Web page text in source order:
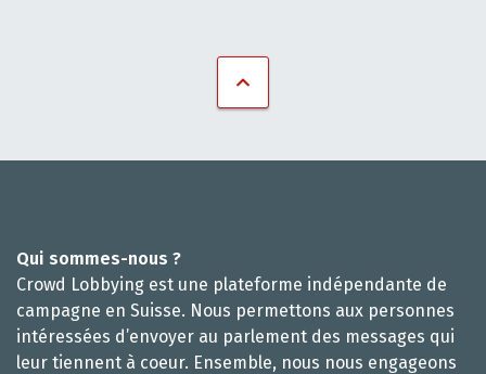
Qui sommes-nous ?
Crowd Lobbying est une plateforme indépendante de
campagne en Suisse. Nous permettons aux personnes
intéressées d’envoyer au parlement des messages qui
leur tiennent à coeur. Ensemble, nous nous engageons